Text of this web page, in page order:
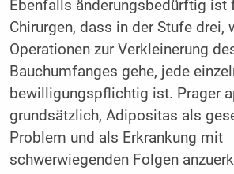
Ebenfalls änderungsbedürftig ist
Chirurgen, dass in der Stufe drei,
Operationen zur Verkleinerung
Bauchumfanges gehe, jede
bewilligungspflichtig ist. Prager
grundsätzlich, Adipositas als
Problem und als Erkrankung mit
schwerwiegenden Folgen